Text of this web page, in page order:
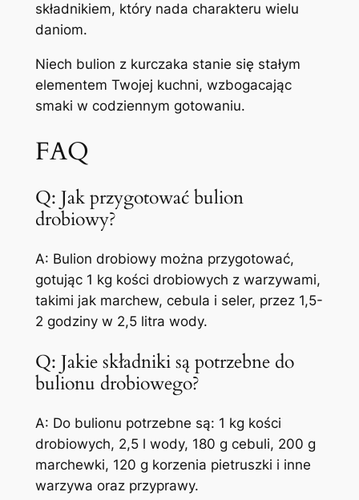
składnikiem, który nada charakteru wielu
daniom.
Niech bulion z kurczaka stanie się stałym
elementem Twojej kuchni, wzbogacając
smaki w codziennym gotowaniu.
FAQ
Q: Jak przygotować bulion
drobiowy?
A: Bulion drobiowy można przygotować,
gotując 1 kg kości drobiowych z warzywami,
takimi jak marchew, cebula i seler, przez 1,5-
2 godziny w 2,5 litra wody.
Q: Jakie składniki są potrzebne do
bulionu drobiowego?
A: Do bulionu potrzebne są: 1 kg kości
drobiowych, 2,5 l wody, 180 g cebuli, 200 g
marchewki, 120 g korzenia pietruszki i inne
warzywa oraz przyprawy.